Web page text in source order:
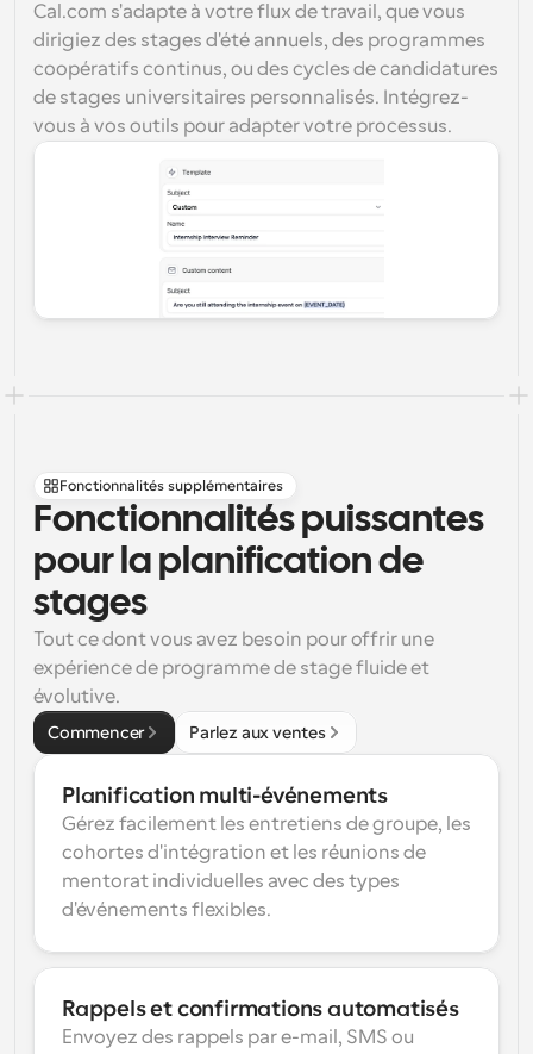
Cal.com s'adapte à votre flux de travail, que vous
dirigiez des stages d'été annuels, des programmes
coopératifs continus, ou des cycles de candidatures
de stages universitaires personnalisés. Intégrez-
vous à vos outils pour adapter votre processus.
Fonctionnalités supplémentaires
Fonctionnalités puissantes
pour la planification de
stages
Tout ce dont vous avez besoin pour offrir une
expérience de programme de stage fluide et
évolutive.
Commencer Parlez aux ventes
Planification multi-événements
Gérez facilement les entretiens de groupe, les
cohortes d'intégration et les réunions de
mentorat individuelles avec des types
d'événements flexibles.
Rappels et confirmations automatisés
Envoyez des rappels par e-mail, SMS ou